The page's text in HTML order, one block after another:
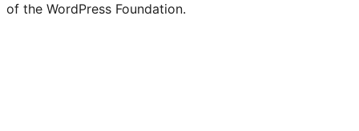
of the WordPress Foundation.